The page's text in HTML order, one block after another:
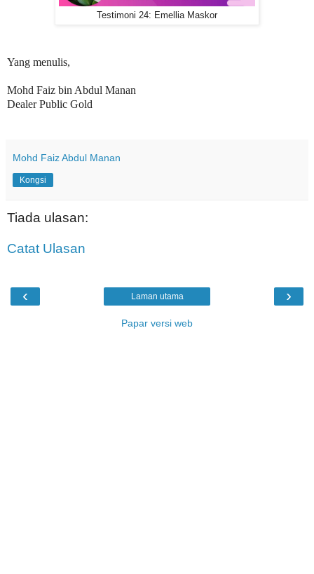
Testimoni 24: Emellia Maskor
Yang menulis,
Mohd Faiz bin Abdul Manan
Dealer Public Gold
Mohd Faiz Abdul Manan
Kongsi
Tiada ulasan:
Catat Ulasan
‹ ›
Laman utama
Papar versi web